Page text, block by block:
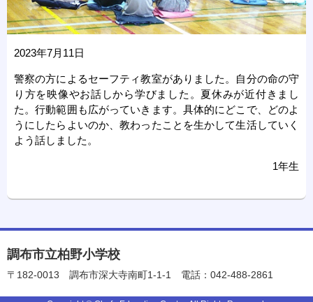
2023年7月11日
警察の方によるセーフティ教室がありました。自分の命の守
り方を映像やお話しから学びました。夏休みが近付きまし
た。行動範囲も広がっていきます。具体的にどこで、どのよ
うにしたらよいのか、教わったことを生かして生活していく
よう話しました。
1年生
調布市立柏野小学校
〒182-0013 調布市深大寺南町1-1-1 電話：042-488-2861